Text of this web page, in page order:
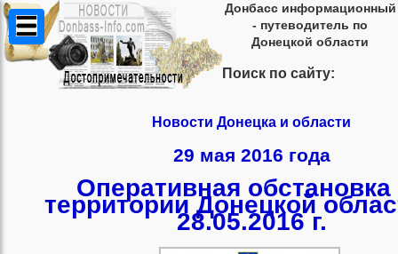
Донбасс информационный
- путеводитель по
Донецкой области
Поиск по сайту:
Новости Донецка и области
29 мая 2016 года
Оперативная обстановка
территории Донецкой
28.05.2016 г.